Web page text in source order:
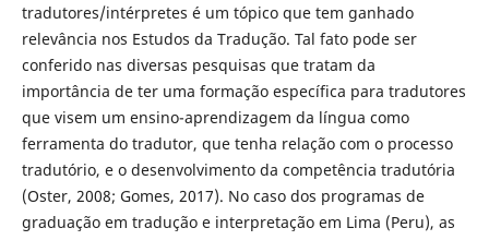
tradutores/intérpretes é um tópico que tem ganhado
relevância nos Estudos da Tradução. Tal fato pode ser
conferido nas diversas pesquisas que tratam da
importância de ter uma formação específica para tradutores
que visem um ensino-aprendizagem da língua como
ferramenta do tradutor, que tenha relação com o processo
tradutório, e o desenvolvimento da competência tradutória
(Oster, 2008; Gomes, 2017). No caso dos programas de
graduação em tradução e interpretação em Lima (Peru), as